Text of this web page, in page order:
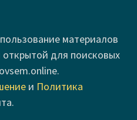
материалов
для поисковых
и Политика